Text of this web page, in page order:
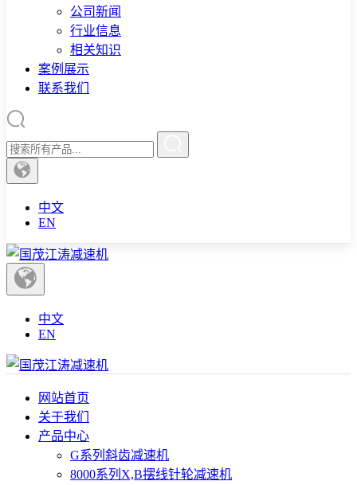
公司新闻
行业信息
相关知识
案例展示
联系我们
中文
EN
中文
EN
网站首页
关于我们
产品中心
G系列斜齿减速机
8000系列X,B摆线针轮减速机